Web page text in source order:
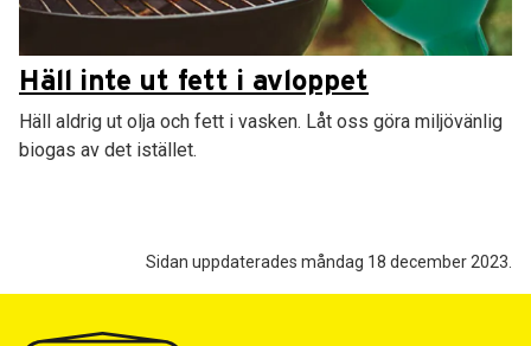
Häll inte ut fett i avloppet
Häll aldrig ut olja och fett i vasken. Låt oss göra miljövänlig
biogas av det istället.
Sidan uppdaterades måndag 18 december 2023.